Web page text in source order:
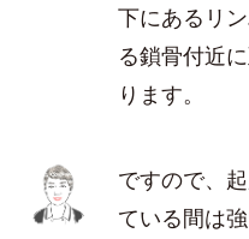
下にあるリ
る鎖骨付近
ります。
ですので、
ている間は